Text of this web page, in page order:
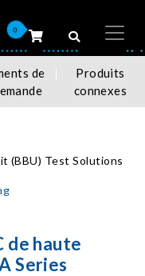
0
de
Produits
connexes
(BBU) Test Solutions
de haute
Series